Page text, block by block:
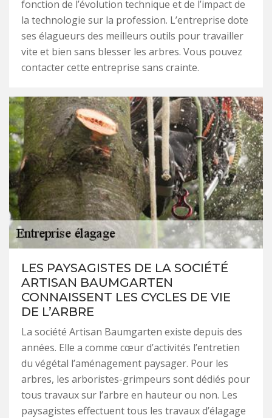
fonction de l’évolution technique et de l’impact de
la technologie sur la profession. L’entreprise dote
ses élagueurs des meilleurs outils pour travailler
vite et bien sans blesser les arbres. Vous pouvez
contacter cette entreprise sans crainte.
LES PAYSAGISTES DE LA SOCIÉTÉ
ARTISAN BAUMGARTEN
CONNAISSENT LES CYCLES DE VIE
DE L’ARBRE
La société Artisan Baumgarten existe depuis des
années. Elle a comme cœur d’activités l’entretien
du végétal l’aménagement paysager. Pour les
arbres, les arboristes-grimpeurs sont dédiés pour
tous travaux sur l’arbre en hauteur ou non. Les
paysagistes effectuent tous les travaux d’élagage